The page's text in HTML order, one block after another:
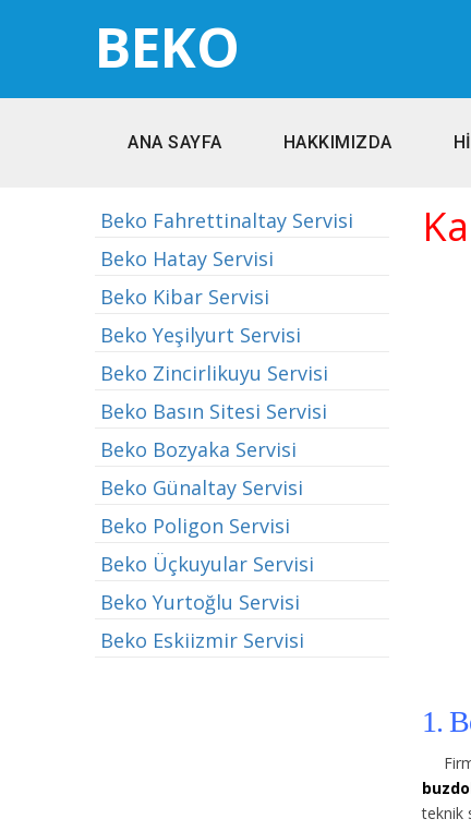
BEKO
ANA SAYFA HAKKIMIZDA
Beko Fahrettinaltay Servisi
Beko Hatay Servisi
Beko Kibar Servisi
Beko Yeşilyurt Servisi
Beko Zincirlikuyu Servisi
Beko Basın Sitesi Servisi
Beko Bozyaka Servisi
Beko Günaltay Servisi
Beko Poligon Servisi
Beko Üçkuyular Servisi
Beko Yurtoğlu Servisi
Beko Eskiizmir Servisi
1.
teknik